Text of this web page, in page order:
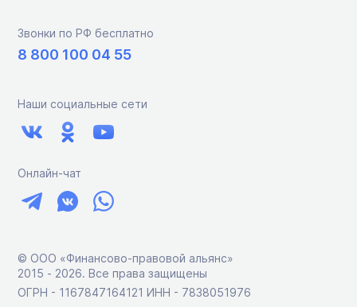
Звонки по РФ бесплатно
8 800 100 04 55
Наши социальные сети
Онлайн-чат
© ООО «Финансово-правовой альянс»
2015 ‑ 2026. Все права защищены
ОГРН - 1167847164121 ИНН - 7838051976